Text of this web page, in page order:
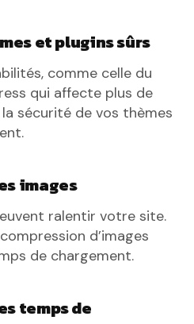
et plugins sûrs
comme celle du
qui affecte plus de
sécurité de vos thèmes
images
ralentir votre site.
d’images
de chargement.
temps de